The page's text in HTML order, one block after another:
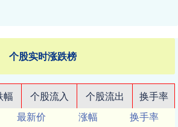
个股实时涨跌榜
幅 个股流入 个股流出
换手率
最新价 涨幅
换手率